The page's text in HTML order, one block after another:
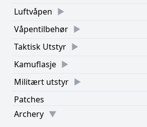
Luftvåpen
Våpentilbehør
Taktisk Utstyr
Kamuflasje
Militært utstyr
Patches
Archery